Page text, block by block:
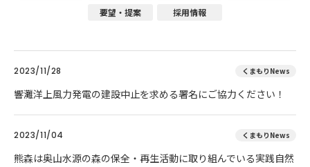
要望・提案
採用情報
2023/11/28 くまもりNews
響灘洋上風力発電の建設中止を求める署名にご協力ください！
2023/11/04 くまもりNews
熊森は奥山水源の森の保全・再生活動に取り組んでいる実践自然